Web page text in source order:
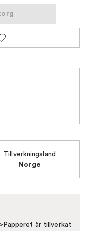
Tillverkningsland
Norge
är tillverkat